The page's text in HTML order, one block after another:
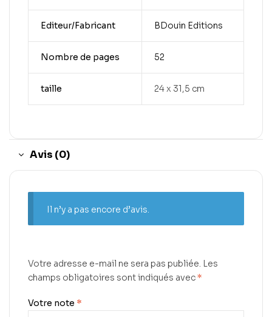
Editeur/Fabricant BDouin Editions
Nombre de pages 52
taille 24 x 31,5 cm
Avis (0)
Il n’y a pas encore d’avis.
Votre adresse e-mail ne sera pas publiée. Les
champs obligatoires sont indiqués avec*
Votre note *